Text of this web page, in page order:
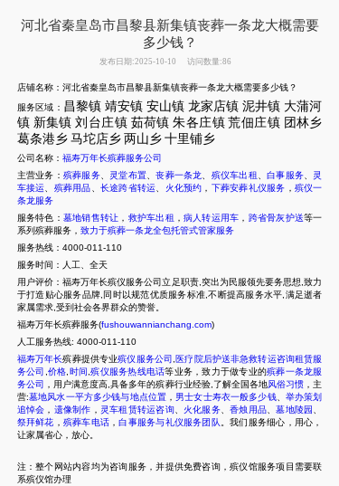
河北省秦皇岛市昌黎县新集镇丧葬一条龙大概需要
多少钱？
发布日期:2025-10-10 访问数量:86
店铺名称：河北省秦皇岛市昌黎县新集镇丧葬一条龙大概需要多少钱？
服务区域： 昌黎镇 靖安镇 安山镇 龙家店镇 泥井镇 大蒲河
镇 新集镇 刘台庄镇 茹荷镇 朱各庄镇 荒佃庄镇 团林乡
葛条港乡 马坨店乡 两山乡 十里铺乡
公司名称： 福寿万年长殡葬服务公司
主营业务： 殡葬服务、 灵堂布置 、丧葬一条龙 殡仪车出租 、白事服务
灵
车接运
殡葬用品 长途跨省转运 火化预约 ， 下葬安葬礼仪服务 ， 殡仪一
条龙服务
服务特色： 墓地销售转让 ， 救护车出租 ， 病人转运用车 ， 跨省骨灰护送等一
系列殡葬服务， 致力于殡葬一条龙全包托管式管家服务
服务热线：4000-011-110
服务时间：人工、全天
用户评价：福寿万年长殡仪服务公司立足职责,突出为民服领先要务思想,致力
于打造贴心服务品牌,同时以规范优质服务标准,不断提高服务水平,满足逝者
家属需求,受到社会各界群众的赞誉。
福寿万年长殡葬服务(fushouwannianchang.com)
人工服务热线: 4000-011-110
福寿万年长殡葬提供专业殡仪服务公司 医疗院后护送非急救转运咨询租赁服
务公司 价格 时间 殡仪服务热线电话等业务，致力于做专业的殡葬一条龙服
务公司
，用户满意度高,具备多年的殡葬行业经验,了解全国各地风俗习惯 ，主
营:墓地风水一平方多少钱与地点位置 ， 男士女士寿衣一般多少钱、 举办策划
追悼会 ， 遗像制作 ， 灵车租赁转运咨询、 火化服务、香烛用品 、墓地陵园
祭拜鲜花 ， 殡葬车电话 ，白事服务与礼仪服务团队
。我们服务细心，用心，
让家属省心，放心。
注：整个网站内容均为咨询服务，并提供免费咨询，殡仪馆服务项目需要联
系殡仪馆办理